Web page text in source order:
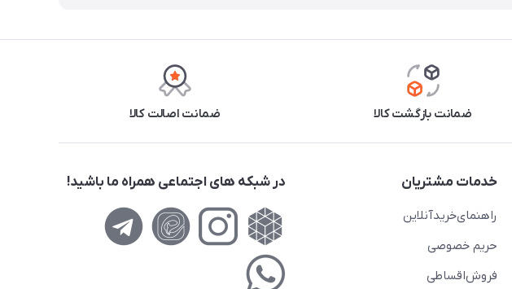
ضمانت بازگشت کالا ضمانت اصالت کالا
خدمات مشتریان
راهنمای‌خرید‌آنلاین
حریم خصوصی
فروش‌اقساطی
در شبکه های اجتماعی همراه ما باشید!